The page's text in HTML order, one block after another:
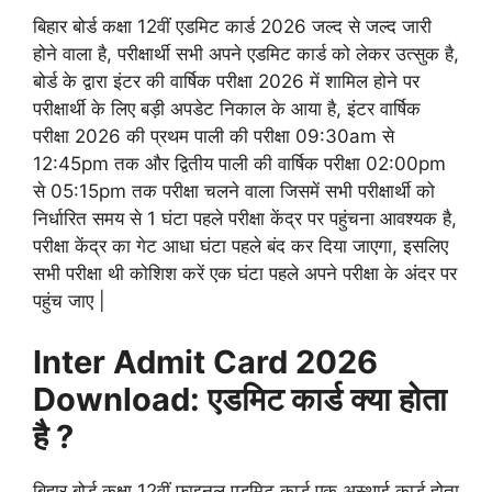
बिहार बोर्ड कक्षा 12वीं एडमिट कार्ड 2026 जल्द से जल्द जारी
होने वाला है, परीक्षार्थी सभी अपने एडमिट कार्ड को लेकर उत्सुक है,
बोर्ड के द्वारा इंटर की वार्षिक परीक्षा 2026 में शामिल होने पर
परीक्षार्थी के लिए बड़ी अपडेट निकाल के आया है, इंटर वार्षिक
परीक्षा 2026 की प्रथम पाली की परीक्षा 09:30am से
12:45pm तक और द्वितीय पाली की वार्षिक परीक्षा 02:00pm
से 05:15pm तक परीक्षा चलने वाला जिसमें सभी परीक्षार्थी को
निर्धारित समय से 1 घंटा पहले परीक्षा केंद्र पर पहुंचना आवश्यक है,
परीक्षा केंद्र का गेट आधा घंटा पहले बंद कर दिया जाएगा, इसलिए
सभी परीक्षा थी कोशिश करें एक घंटा पहले अपने परीक्षा के अंदर पर
पहुंच जाए |
Inter Admit Card 2026
Download: एडमिट कार्ड क्या होता
है ?